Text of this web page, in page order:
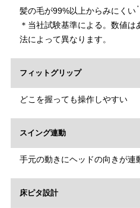
髪の毛が99%以上からみにくい
＊当社試験基準による。数値
法によって異なります。
フィットグリップ
どこを握っても操作しやすい
スイング連動
手元の動きにヘッドの向きが連
床ピタ設計